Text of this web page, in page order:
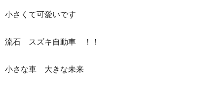
小さくて可愛いです
流石 スズキ自動車 ！！
小さな車 大きな未来